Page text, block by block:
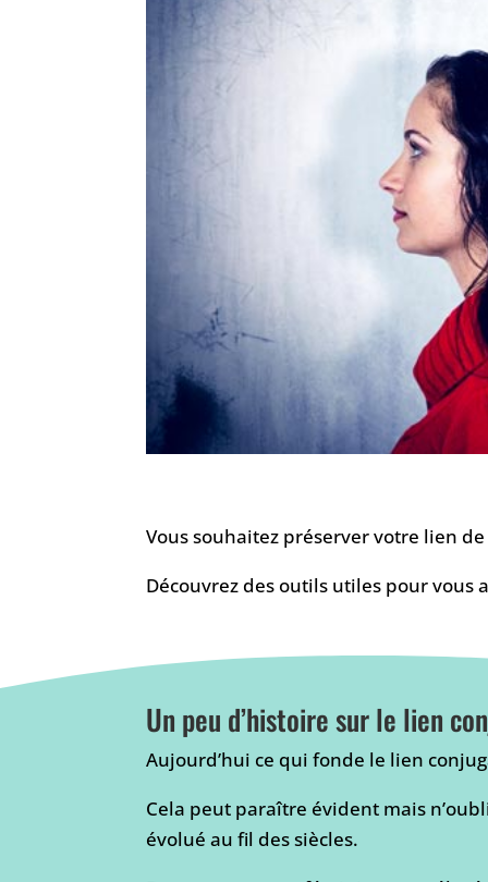
Vous souhaitez préserver votre lien
Découvrez des outils utiles pour
Un peu d’histoire sur le lien
Aujourd’hui ce qui fonde le lien
Cela peut paraître évident mais
évolué au fil des siècles.